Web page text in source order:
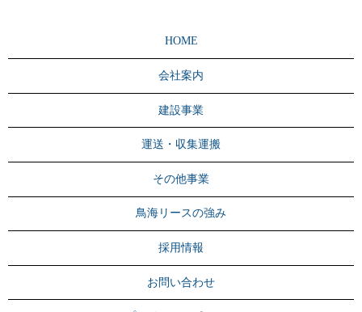
HOME
会社案内
建設事業
運送・収集運搬
その他事業
鳥海リースの強み
採用情報
お問い合わせ